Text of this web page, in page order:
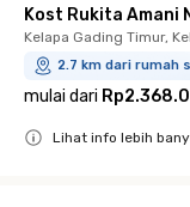
Kost Rukita Amani
Kelapa Gading Timur,
2.7 km dari rumah
mulai dari
Lihat info lebih